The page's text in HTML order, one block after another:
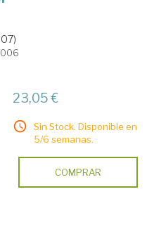
23,05 €
Sin Stock. Disponible en
5/6 semanas.
COMPRAR